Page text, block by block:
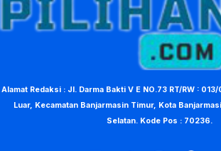
Alamat Redaksi : Jl. Darma Bakti V E NO.73 RT/RW :
Luar, Kecamatan Banjarmasin Timur, Kota
Selatan. Kode Pos : 70236.